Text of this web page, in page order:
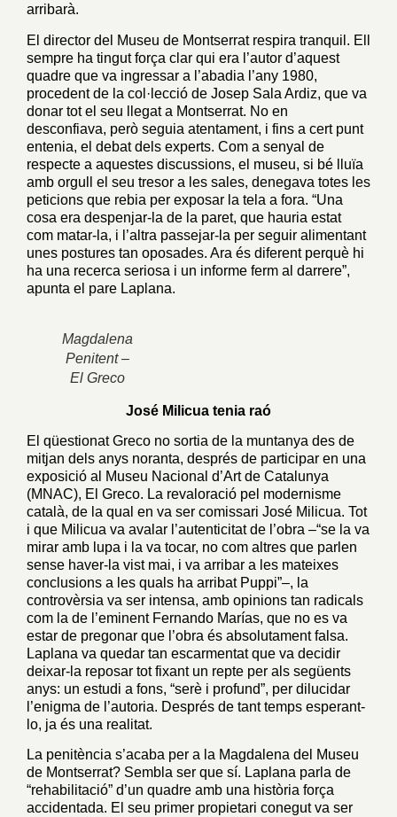
arribarà.
El director del Museu de Montserrat respira tranquil. Ell
sempre ha tingut força clar qui era l’autor d’aquest
quadre que va ingressar a l’abadia l’any 1980,
procedent de la col·lecció de Josep Sala Ardiz, que va
donar tot el seu llegat a Montserrat. No en
desconfiava, però seguia atentament, i fins a cert punt
entenia, el debat dels experts. Com a senyal de
respecte a aquestes discussions, el museu, si bé lluïa
amb orgull el seu tresor a les sales, denegava totes les
peticions que rebia per exposar la tela a fora. “Una
cosa era despenjar-la de la paret, que hauria estat
com matar-la, i l’altra passejar-la per seguir alimentant
unes postures tan oposades. Ara és diferent perquè hi
ha una recerca seriosa i un informe ferm al darrere”,
apunta el pare Laplana.
Magdalena
Penitent –
El Greco
José Milicua tenia raó
El qüestionat Greco no sortia de la muntanya des de
mitjan dels anys noranta, després de participar en una
exposició al Museu Nacional d’Art de Catalunya
(MNAC), El Greco. La revaloració pel modernisme
català, de la qual en va ser comissari José Milicua. Tot
i que Milicua va avalar l’autenticitat de l’obra –“se la va
mirar amb lupa i la va tocar, no com altres que parlen
sense haver-la vist mai, i va arribar a les mateixes
conclusions a les quals ha arribat Puppi”–, la
controvèrsia va ser intensa, amb opinions tan radicals
com la de l’eminent Fernando Marías, que no es va
estar de pregonar que l’obra és absolutament falsa.
Laplana va quedar tan escarmentat que va decidir
deixar-la reposar tot fixant un repte per als següents
anys: un estudi a fons, “serè i profund”, per dilucidar
l’enigma de l’autoria. Després de tant temps esperant-
lo, ja és una realitat.
La penitència s’acaba per a la Magdalena del Museu
de Montserrat? Sembla ser que sí. Laplana parla de
“rehabilitació” d’un quadre amb una història força
accidentada. El seu primer propietari conegut va ser